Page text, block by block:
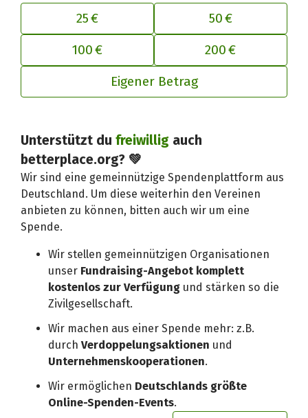
25 €
50 €
100 € 200 €
Eigener Betrag
Unterstützt dufreiwillig auch
betterplace.org? 💚
Wir sind eine gemeinnützige Spendenplattform aus
Deutschland. Um diese weiterhin den Vereinen
anbieten zu können, bitten auch wir um eine
Spende.
Wir stellen gemeinnützigen Organisationen
unser Fundraising-Angebot komplett
kostenlos zur Verfügung und stärken so die
Zivilgesellschaft.
Wir machen aus einer Spende mehr: z.B.
durchVerdoppelungsaktionen und
Unternehmenskooperationen.
Wir ermöglichen Deutschlands größte
Online-Spenden-Events.
Deinen Beitrag an betterplace